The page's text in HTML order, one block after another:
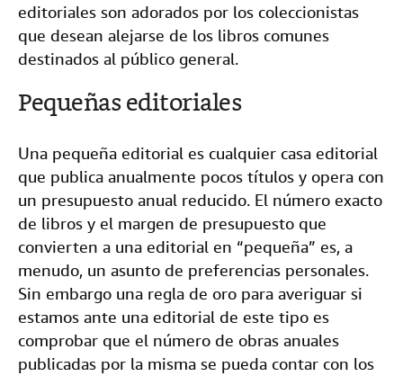
editoriales son adorados por los coleccionistas
que desean alejarse de los libros comunes
destinados al público general.
Pequeñas editoriales
Una pequeña editorial es cualquier casa editorial
que publica anualmente pocos títulos y opera con
un presupuesto anual reducido. El número exacto
de libros y el margen de presupuesto que
convierten a una editorial en “pequeña” es, a
menudo, un asunto de preferencias personales.
Sin embargo una regla de oro para averiguar si
estamos ante una editorial de este tipo es
comprobar que el número de obras anuales
publicadas por la misma se pueda contar con los